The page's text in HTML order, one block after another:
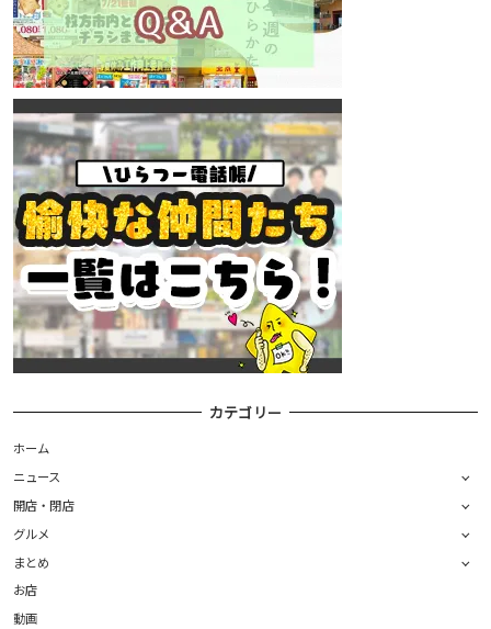
カテゴリー
ホーム
ニュース
開店・閉店
グルメ
まとめ
お店
動画